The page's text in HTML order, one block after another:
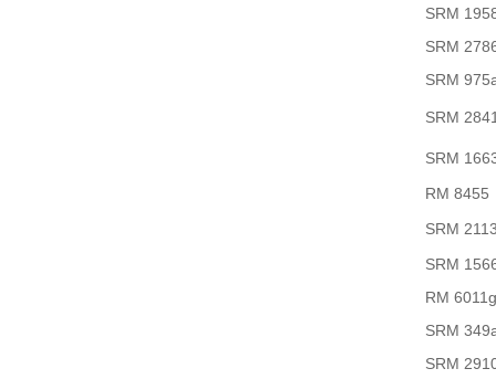
SRM
SRM
SRM
SRM
SRM
RM 8455
SRM
SRM
RM 6011g
SRM
SRM